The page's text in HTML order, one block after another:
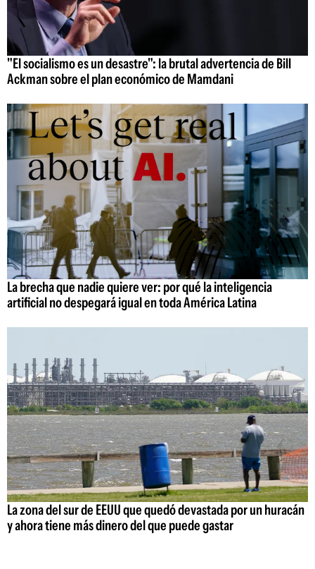
"El socialismo es un desastre": la brutal advertencia de Bill
Ackman sobre el plan económico de Mamdani
La brecha que nadie quiere ver: por qué la inteligencia
artificial no despegará igual en toda América Latina
La zona del sur de EEUU que quedó devastada por un huracán
y ahora tiene más dinero del que puede gastar